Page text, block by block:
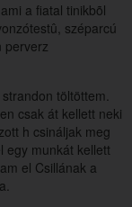
a fiatal tinikbõl
széparcú
perverz
töltöttem.
csak át kellett neki
h csináljak meg
egy munkát kellett
el Csillának a